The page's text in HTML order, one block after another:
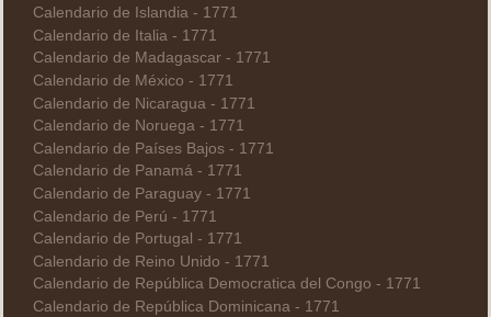
Calendario de Islandia - 1771
Calendario de Italia - 1771
Calendario de Madagascar - 1771
Calendario de México - 1771
Calendario de Nicaragua - 1771
Calendario de Noruega - 1771
Calendario de Países Bajos - 1771
Calendario de Panamá - 1771
Calendario de Paraguay - 1771
Calendario de Perú - 1771
Calendario de Portugal - 1771
Calendario de Reino Unido - 1771
Calendario de República Democratica del Congo - 1771
Calendario de República Dominicana - 1771